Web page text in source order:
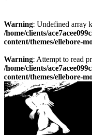
Warning: Undefined array
/home/clients/
content/themes/ellebore-
Warning: Attempt to read
/home/clients/
content/themes/ellebore-